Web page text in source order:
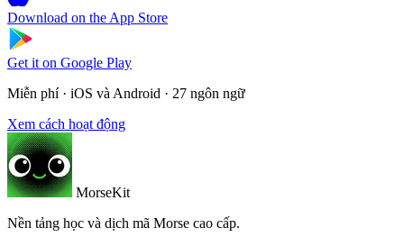
Download on the App Store
Get it on Google Play
Miễn phí · iOS và Android · 27 ngôn ngữ
Xem cách hoạt động
MorseKit
Nền tảng học và dịch mã Morse cao cấp.